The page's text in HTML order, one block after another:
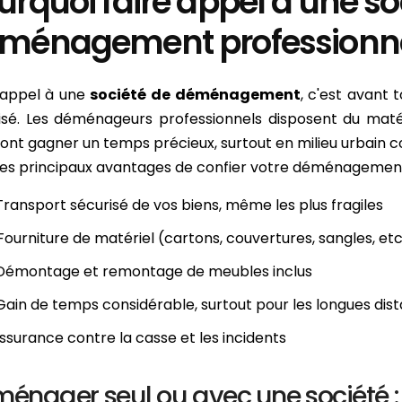
à unesociété de déménagement, c'est avant
Les déménageurs professionnels disposent du
gagner un temps précieux, surtout en milieu urbain
principaux avantages de confier votre
sécurisé de vos biens, même les plus fragiles
de matériel (cartons, couvertures, sangles,
et remontage de meubles inclus
de temps considérable, surtout pour les longues
contre la casse et les incidents